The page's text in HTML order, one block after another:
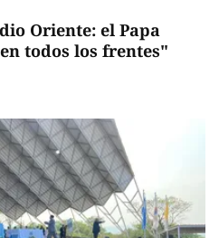
Oriente: el Papa
todos los frentes"